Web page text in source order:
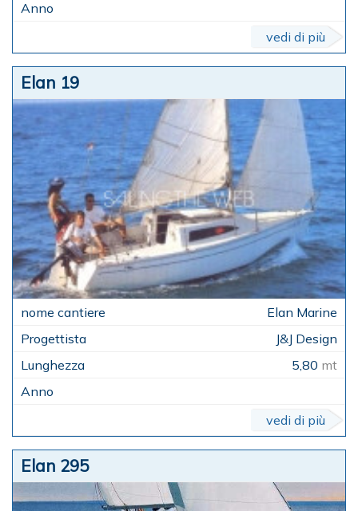
vedi di più
Elan 19
Elan Marine
J&J Design
5,80 mt
vedi di più
Elan 295